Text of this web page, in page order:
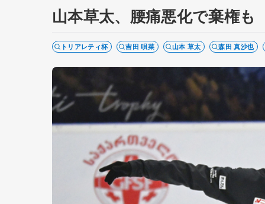
山本草太、腰痛悪化で棄権
トリアレティ杯 吉田 唄菜 山本 草太 森田 真沙也